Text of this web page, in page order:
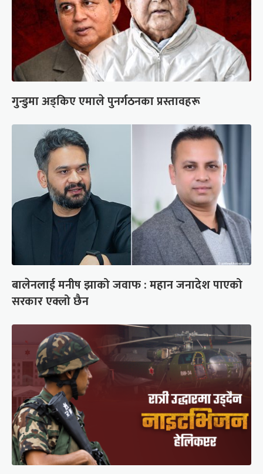
गुन्डुमा अड्किए एमाले पुनर्गठनका प्रस्तावहरू
बालेनलाई मनीष झाको जवाफ : महान जनादेश पाएको
सरकार एक्लो छैन